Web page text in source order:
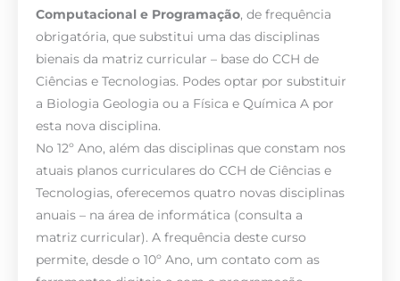
Computacional e Programação, de frequência
obrigatória, que substitui uma das disciplinas
bienais da matriz curricular – base do CCH de
Ciências e Tecnologias. Podes optar por substituir
a Biologia Geologia ou a Física e Química A por
esta nova disciplina.
No 12º Ano, além das disciplinas que constam nos
atuais planos curriculares do CCH de Ciências e
Tecnologias, oferecemos quatro novas disciplinas
anuais – na área de informática (consulta a
matriz curricular). A frequência deste curso
permite, desde o 10º Ano, um contato com as